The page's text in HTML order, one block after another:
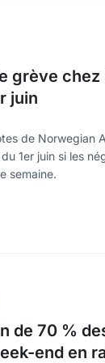
grève
juin
de Norwegian
1er juin si les
semaine.
de 70 %
end en